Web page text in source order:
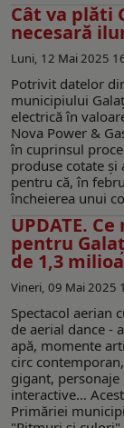
Cât va plăti
necesară
Luni, 12 Mai 2025
Potrivit datelor
municipiului
electrică în
Nova Power &
în cuprinsul
produse cotate şi
pentru că, în
încheierea unui
UPDATE.
pentru
de 1,3
Vineri, 09 Mai 2025
Spectacol aerian
de aerial dance -
apă, momente
circ
gigant,
interactive…
Primăriei